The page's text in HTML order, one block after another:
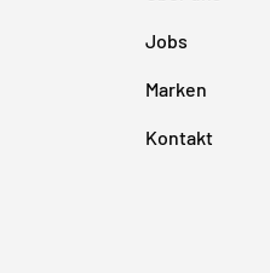
Jobs
Marken
Kontakt